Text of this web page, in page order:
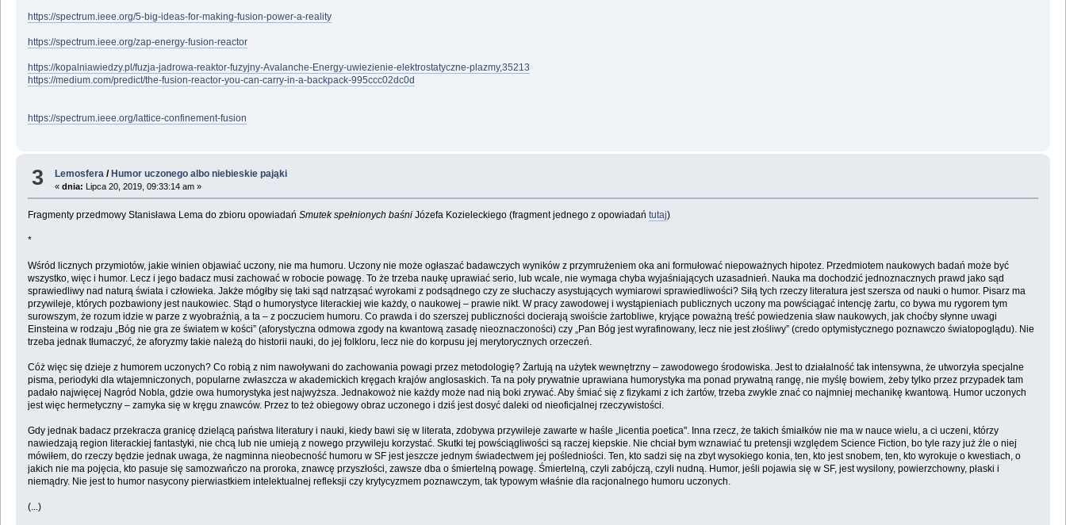
https://spectrum.ieee.org/5-big-ideas-for-making-fusion-power-a-reality
https://spectrum.ieee.org/zap-energy-fusion-reactor
https://kopalniawiedzy.pl/fuzja-jadrowa-reaktor-fuzyjny-Avalanche-Energy-uwiezienie-elektrostatyczne-plazmy,35213
https://medium.com/predict/the-fusion-reactor-you-can-carry-in-a-backpack-995ccc02dc0d
https://spectrum.ieee.org/lattice-confinement-fusion
3 Lemosfera /Humor uczonego albo niebieskie pająki
«dnia: Lipca 20, 2019, 09:33:14 am »
Fragmenty przedmowy Stanisława Lema do zbioru opowiadań Smutek spełnionych baśniJózefa Kozieleckiego (fragment jednego z opowiadań tutaj)
*
Wśród licznych przymiotów, jakie winien objawiać uczony, nie ma humoru. Uczony nie może ogłaszać badawczych wyników z przymrużeniem oka ani formułować niepoważnych hipotez. Przedmiotem naukowych badań może być
wszystko, więc i humor. Lecz i jego badacz musi zachować w robocie powagę. To że trzeba naukę uprawiać serio, lub wcale, nie wymaga chyba wyjaśniających uzasadnień. Nauka ma dochodzić jednoznacznych prawd jako sąd
sprawiedliwy nad naturą świata i człowieka. Jakże mógłby się taki sąd natrząsać wyrokami z podsądnego czy ze słuchaczy asystujących wymiarowi sprawiedliwości? Siłą tych rzeczy literatura jest szersza od nauki o humor. Pisarz ma
przywileje, których pozbawiony jest naukowiec. Stąd o humorystyce literackiej wie każdy, o naukowej – prawie nikt. W pracy zawodowej i wystąpieniach publicznych uczony ma powściągać intencję żartu, co bywa mu rygorem tym
surowszym, że rozum idzie w parze z wyobraźnią, a ta – z poczuciem humoru. Co prawda i do szerszej publiczności docierają swoiście żartobliwe, kryjące poważną treść powiedzenia sław naukowych, jak choćby słynne uwagi
Einsteina w rodzaju „Bóg nie gra ze światem w kości” (aforystyczna odmowa zgody na kwantową zasadę nieoznaczoności) czy „Pan Bóg jest wyrafinowany, lecz nie jest złośliwy” (credo optymistycznego poznawczo światopoglądu). Nie
trzeba jednak tłumaczyć, że aforyzmy takie należą do historii nauki, do jej folkloru, lecz nie do korpusu jej merytorycznych orzeczeń.
Cóż więc się dzieje z humorem uczonych? Co robią z nim nawoływani do zachowania powagi przez metodologię? Żartują na użytek wewnętrzny – zawodowego środowiska. Jest to działalność tak intensywna, że utworzyła specjalne
pisma, periodyki dla wtajemniczonych, popularne zwłaszcza w akademickich kręgach krajów anglosaskich. Ta na poły prywatnie uprawiana humorystyka ma ponad prywatną rangę, nie myślę bowiem, żeby tylko przez przypadek tam
padało najwięcej Nagród Nobla, gdzie owa humorystyka jest najwyższa. Jednakowoż nie każdy może nad nią boki zrywać. Aby śmiać się z fizykami z ich żartów, trzeba zwykle znać co najmniej mechanikę kwantową. Humor uczonych
jest więc hermetyczny – zamyka się w kręgu znawców. Przez to też obiegowy obraz uczonego i dziś jest dosyć daleki od nieoficjalnej rzeczywistości.
Gdy jednak badacz przekracza granicę dzielącą państwa literatury i nauki, kiedy bawi się w literata, zdobywa przywileje zawarte w haśle „licentia poetica". Inna rzecz, że takich śmiałków nie ma w nauce wielu, a ci uczeni, którzy
nawiedzają region literackiej fantastyki, nie chcą lub nie umieją z nowego przywileju korzystać. Skutki tej powściągliwości są raczej kiepskie. Nie chciał bym wznawiać tu pretensji względem Science Fiction, bo tyle razy już źle o niej
mówiłem, do rzeczy będzie jednak uwaga, że nagminna nieobecność humoru w SF jest jeszcze jednym świadectwem jej pośledniości. Ten, kto sadzi się na zbyt wysokiego konia, ten, kto jest snobem, ten, kto wyrokuje o kwestiach, o
jakich nie ma pojęcia, kto pasuje się samozwańczo na proroka, znawcę przyszłości, zawsze dba o śmiertelną powagę. Śmiertelną, czyli zabójczą, czyli nudną. Humor, jeśli pojawia się w SF, jest wysilony, powierzchowny, płaski i
niemądry. Nie jest to humor nasycony pierwiastkiem intelektualnej refleksji czy krytycyzmem poznawczym, tak typowym właśnie dla racjonalnego humoru uczonych.
(...)